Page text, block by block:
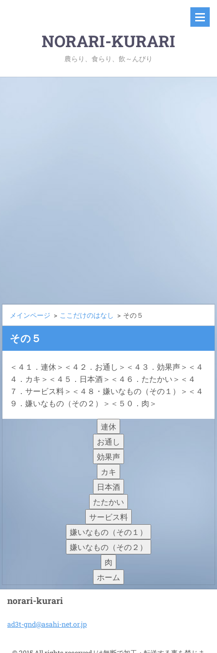
NORARI-KURARI
農らり、食らり、飲～んびり
メインページ > ここだけのはなし > その５
その５
＜４１．連休＞＜４２．お通し＞＜４３．効果声＞＜４
４．カキ＞＜４５．日本酒＞＜４６．たたかい＞＜４
７．サービス料＞＜４８・嫌いなもの（その１）＞＜４
９．嫌いなもの（その２）＞＜５０．肉＞
連休
お通し
効果声
カキ
日本酒
たたかい
サービス料
嫌いなもの（その１）
嫌いなもの（その２）
肉
ホーム
norari-kurari
ad3t-gnd@asahi-net.or.jp